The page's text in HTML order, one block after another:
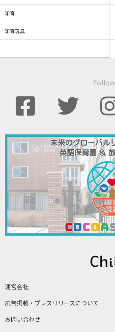
運営会社
広告掲載・プレスリリースについて
お問い合わせ
知育
知育玩具